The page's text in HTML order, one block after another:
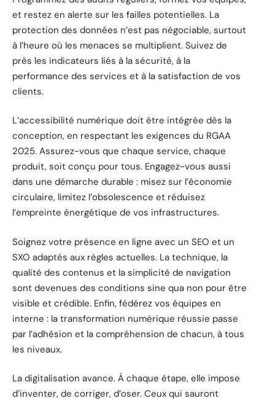
et restez en alerte sur les failles potentielles. La
protection des données n’est pas négociable, surtout
à l’heure où les menaces se multiplient. Suivez de
près les indicateurs liés à la sécurité, à la
performance des services et à la satisfaction de vos
clients.
L’accessibilité numérique doit être intégrée dès la
conception, en respectant les exigences du RGAA
2025. Assurez-vous que chaque service, chaque
produit, soit conçu pour tous. Engagez-vous aussi
dans une démarche durable : misez sur l’économie
circulaire, limitez l’obsolescence et réduisez
l’empreinte énergétique de vos infrastructures.
Soignez votre présence en ligne avec un SEO et un
SXO adaptés aux règles actuelles. La technique, la
qualité des contenus et la simplicité de navigation
sont devenues des conditions sine qua non pour être
visible et crédible. Enfin, fédérez vos équipes en
interne : la transformation numérique réussie passe
par l’adhésion et la compréhension de chacun, à tous
les niveaux.
La digitalisation avance. À chaque étape, elle impose
d’inventer, de corriger, d’oser. Ceux qui sauront